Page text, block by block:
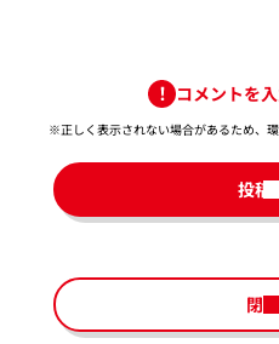
コメントを
※正しく表示されない場合があるため、
投稿
閉